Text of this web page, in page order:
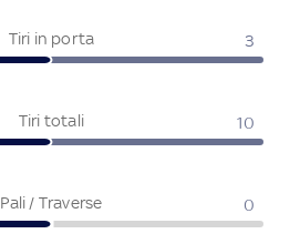
Tiri in porta 3
Tiri totali 10
Pali / Traverse 0